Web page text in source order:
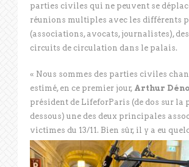
parties civiles qui ne peuvent se
réunions multiples avec les différents
(associations, avocats, journalistes),
circuits de circulation dans le palais.
« Nous sommes des parties civiles
estimé, en ce premier jour, Arthur
président de LifeforParis (de dos sur la
dessous) une des deux principales
victimes du 13/11. Bien sûr, il y a eu